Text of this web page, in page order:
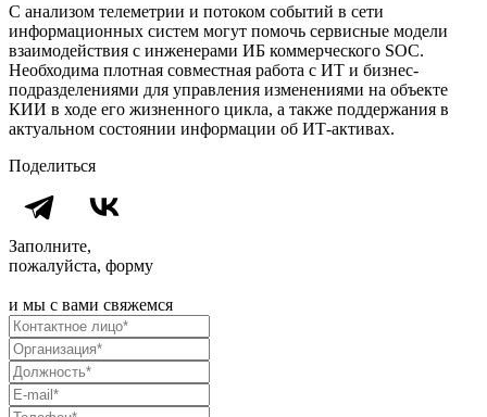
С анализом телеметрии и потоком событий в сети
информационных систем могут помочь сервисные модели
взаимодействия с инженерами ИБ коммерческого SOC.
Необходима плотная совместная работа с ИТ и бизнес-
подразделениями для управления изменениями на объекте
КИИ в ходе его жизненного цикла, а также поддержания в
актуальном состоянии информации об ИТ-активах.
Поделиться
Заполните,
пожалуйста, форму
и мы с вами свяжемся